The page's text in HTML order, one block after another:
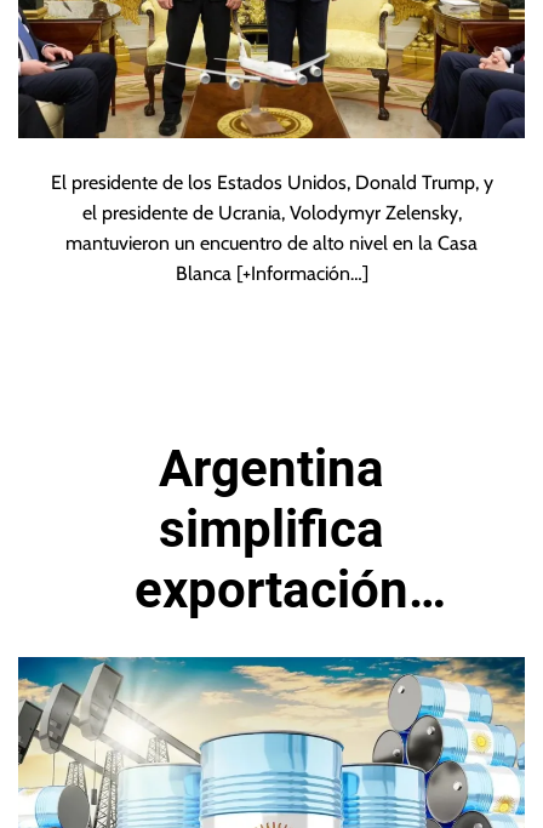
El presidente de los Estados Unidos, Donald Trump, y
el presidente de Ucrania, Volodymyr Zelensky,
mantuvieron un encuentro de alto nivel en la Casa
Blanca [+Información…]
Argentina
simplifica
exportación
petrolera del país